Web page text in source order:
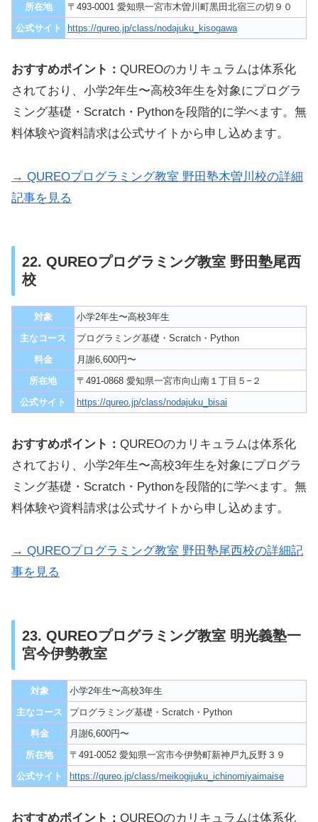
所在地
〒493-0001 愛知県一宮市木曽川町黒田北宿三の切９０
公式サイト
https://qureo.jp/class/nodajuku_kisogawa
おすすめポイント： QUREOのカリキュラムは体系化
されており、小学2年生〜高校3年生を対象にプログラ
ミング基礎・Scratch・Pythonを段階的に学べます。無
料体験や資料請求は公式サイトから申し込めます。
→ QUREOプログラミング教室 野田塾木曽川校の詳細
記事を見る
22. QUREOプログラミング教室 野田塾尾西
校
対象
小学2年生〜高校3年生
主なコース
プログラミング基礎・Scratch・Python
料金
月謝6,600円〜
所在地
〒491-0868 愛知県一宮市向山南１丁目５−２
公式サイト
https://qureo.jp/class/nodajuku_bisai
おすすめポイント： QUREOのカリキュラムは体系化
されており、小学2年生〜高校3年生を対象にプログラ
ミング基礎・Scratch・Pythonを段階的に学べます。無
料体験や資料請求は公式サイトから申し込めます。
→ QUREOプログラミング教室 野田塾尾西校の詳細記
事を見る
23. QUREOプログラミング教室 明光義塾一
宮今伊勢教室
対象
小学2年生〜高校3年生
主なコース
プログラミング基礎・Scratch・Python
料金
月謝6,600円〜
所在地
〒491-0052 愛知県一宮市今伊勢町新神戸九反野３９
公式サイト
https://qureo.jp/class/meikogijuku_ichinomiyaimaise
おすすめポイント： QUREOのカリキュラムは体系化